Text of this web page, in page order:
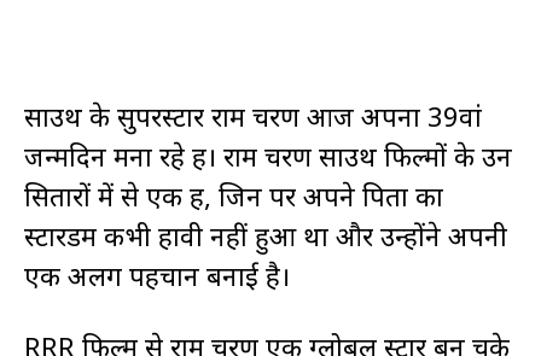
साउथ के सुपरस्टार राम चरण आज अपना 39वां
जन्मदिन मना रहे हैं। राम चरण साउथ फिल्मों के उन
सितारों में से एक हैं, जिन पर अपने पिता का
स्टारडम कभी हावी नहीं हुआ था और उन्होंने अपनी
एक अलग पहचान बनाई है।
RRR फिल्म से राम चरण एक ग्लोबल स्टार बन चुके